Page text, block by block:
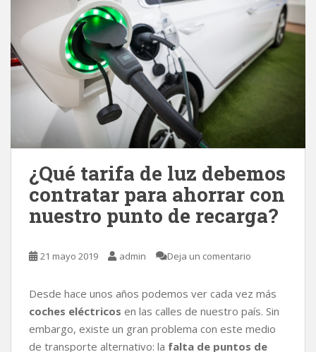
¿Qué tarifa de luz debemos
contratar para ahorrar con
nuestro punto de recarga?
21 mayo 2019 admin Deja un comentario
Desde hace unos años podemos ver cada vez más
coches eléctricos en las calles de nuestro país. Sin
embargo, existe un gran problema con este medio
de transporte alternativo: la falta de puntos de